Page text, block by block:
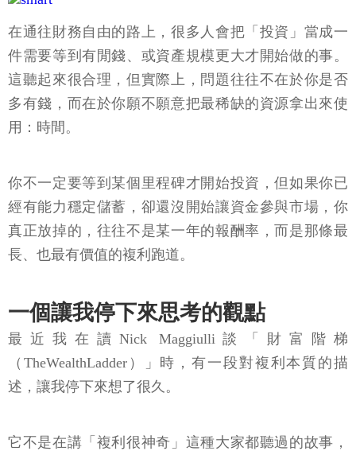
在通往財務自由的路上，很多人會把「投資」當成一
件需要等到有閒錢、或資產規模更大才開始做的事。
這聽起來很合理，但實際上，問題往往不在於你是否
多有錢，而在於你願不願意把最稀缺的資源拿出來使
用：時間。
你不一定要等到某個里程碑才開始投資，但如果你已
經有能力穩定儲蓄，卻還沒開始讓資金參與市場，你
真正放掉的，往往不是某一年的報酬率，而是那條最
長、也最有價值的複利跑道。
一個讓我停下來思考的觀點
最近我在讀Nick Maggiulli談「財富階梯
（TheWealthLadder）」時，有一段對複利本質的描
述，讓我停下來想了很久。
它不是在講「複利很神奇」這種大家都聽過的故事，